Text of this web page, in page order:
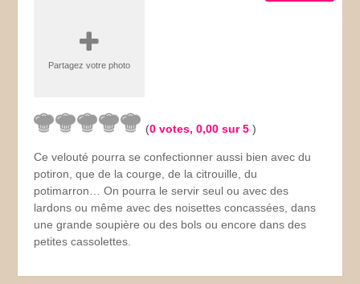
Partagez votre photo
(0 votes,0,00 sur 5)
Ce velouté pourra se confectionner aussi bien avec du
potiron, que de la courge, de la citrouille, du
potimarron… On pourra le servir seul ou avec des
lardons ou même avec des noisettes concassées, dans
une grande soupière ou des bols ou encore dans des
petites cassolettes.